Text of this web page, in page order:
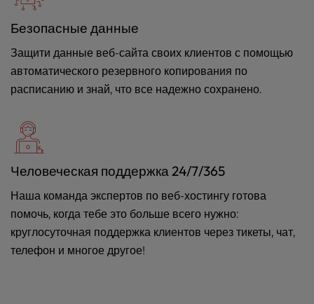
Безопасные данные
Защити данные веб-сайта своих клиентов с помощью
автоматического резервного копирования по
расписанию и знай, что все надежно сохранено.
Человеческая поддержка 24/7/365
Наша команда экспертов по веб-хостингу готова
помочь, когда тебе это больше всего нужно:
круглосуточная поддержка клиентов через тикеты, чат,
телефон и многое другое!